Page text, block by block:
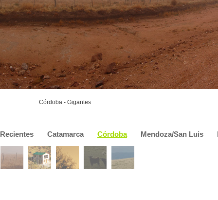
Córdoba - Gigantes
Recientes Catamarca Córdoba Mendoza/San Luis